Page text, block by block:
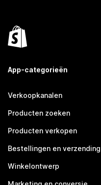
App-categorieën
Verkoopkanalen
Producten zoeken
Producten verkopen
Bestellingen en verzending
Winkelontwerp